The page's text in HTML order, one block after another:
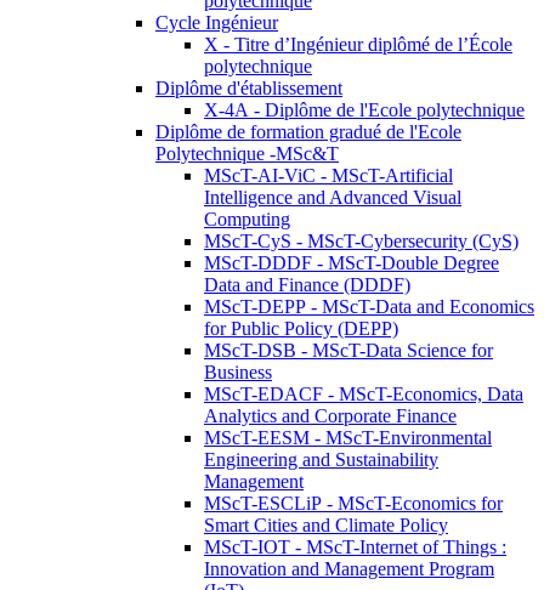
Cycle Ingénieur
X - Titre d’Ingénieur diplômé de l’École
polytechnique
Diplôme d'établissement
X-4A - Diplôme de l'Ecole polytechnique
Diplôme de formation gradué de l'Ecole
Polytechnique -MSc&T
MScT-AI-ViC - MScT-Artificial
Intelligence and Advanced Visual
Computing
MScT-CyS - MScT-Cybersecurity (CyS)
MScT-DDDF - MScT-Double Degree
Data and Finance (DDDF)
MScT-DEPP - MScT-Data and Economics
for Public Policy (DEPP)
MScT-DSB - MScT-Data Science for
Business
MScT-EDACF - MScT-Economics, Data
Analytics and Corporate Finance
MScT-EESM - MScT-Environmental
Engineering and Sustainability
Management
MScT-ESCLiP - MScT-Economics for
Smart Cities and Climate Policy
MScT-IOT - MScT-Internet of Things :
Innovation and Management Program